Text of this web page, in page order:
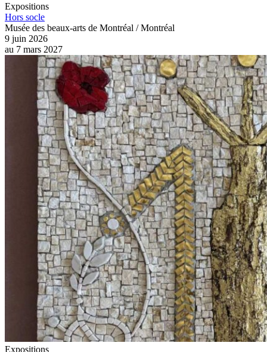
Expositions
Hors socle
Musée des beaux-arts de Montréal / Montréal
9 juin 2026
au 7 mars 2027
Expositions